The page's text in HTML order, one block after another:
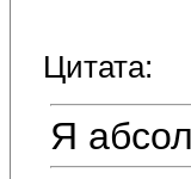
Цитата:
Я